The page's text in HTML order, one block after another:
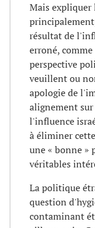
Mais expliquer
résultat de
erroné,
perspective
veuillent ou
apologie de
alignement
l'influence
à éliminer
une « bonne »
véritables
La politique
question
contaminant